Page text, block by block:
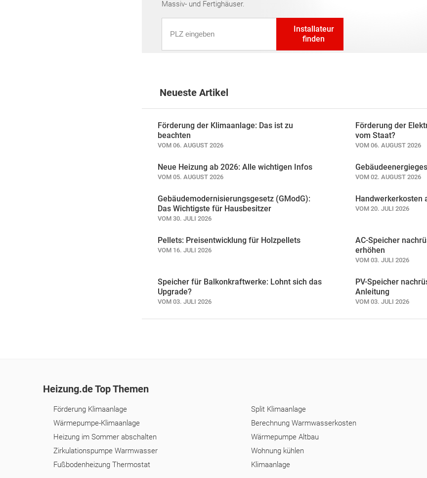
Massiv- und Fertighäuser.
Installateur
finden
Neueste Artikel
Förderung der Klimaanlage: Das ist zu
beachten
VOM 06. AUGUST 2026
Förderung der
vom Staat?
VOM 06. AUGUST 2026
Neue Heizung ab 2026: Alle wichtigen Infos
VOM 05. AUGUST 2026 VOM 02. AUGUST 2026
Gebäudemodernisierungsgesetz (GModG):
Das Wichtigste für Hausbesitzer
VOM 30. JULI 2026
Handwerkerkosten
VOM 20. JULI 2026
Pellets: Preisentwicklung für Holzpellets
VOM 16. JULI 2026
AC-Speicher
erhöhen
VOM 03. JULI 2026
Speicher für Balkonkraftwerke: Lohnt sich das
Upgrade?
VOM 03. JULI 2026
PV-Speicher
Anleitung
VOM 03. JULI 2026
Heizung.de Top Themen
Förderung Klimaanlage Split Klimaanlage
Wärmepumpe-Klimaanlage
Berechnung Warmwasserkosten
Heizung im Sommer abschalten
Wärmepumpe Altbau
Zirkulationspumpe Warmwasser
Wohnung kühlen
Fußbodenheizung Thermostat
Klimaanlage